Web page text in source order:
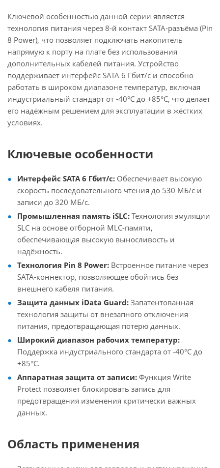
Ключевой особенностью данной серии является
технология питания через 8-й контакт SATA-разъёма (Pin
8 Power), что позволяет подключать накопитель
напрямую к порту на плате без использования
дополнительных кабелей питания. Устройство
поддерживает интерфейс SATA 6 Гбит/с и способно
работать в широком диапазоне температур, включая
индустриальный стандарт от -40°C до +85°C, что делает
его надёжным решением для эксплуатации в жёстких
условиях.
Ключевые особенности
Интерфейс SATA 6 Гбит/с: Обеспечивает высокую
скорость последовательного чтения до 530 МБ/с и
записи до 320 МБ/с.
Промышленная память iSLC: Технология эмуляции
SLC на основе отборной MLC-памяти,
обеспечивающая высокую выносливость и
надёжность.
Технология Pin 8 Power: Встроенное питание через
SATA-коннектор, позволяющее обойтись без
внешнего кабеля питания.
Защита данных iData Guard: Запатентованная
технология защиты от внезапного отключения
питания, предотвращающая потерю данных.
Широкий диапазон рабочих температур:
Поддержка индустриального стандарта от -40°C до
+85°C.
Аппаратная защита от записи: Функция Write
Protect позволяет блокировать запись для
предотвращения изменения критически важных
данных.
Область применения